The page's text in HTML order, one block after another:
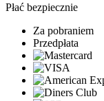
Płać bezpiecznie
Za pobraniem
Przedpłata